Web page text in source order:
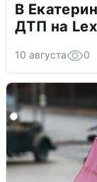
В
ДТП на
10 августа 0